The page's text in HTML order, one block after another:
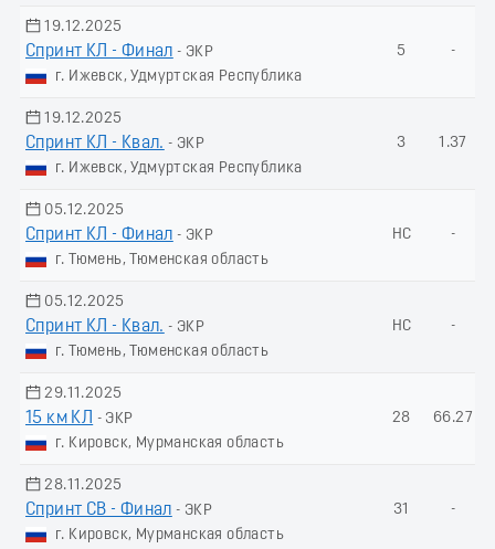
19.12.2025
Спринт КЛ - Финал - ЭКР
г. Ижевск, Удмуртская Республика
5 -
19.12.2025
Спринт КЛ - Квал. - ЭКР
г. Ижевск, Удмуртская Республика
3 1.37
05.12.2025
Спринт КЛ - Финал - ЭКР
г. Тюмень, Тюменская область
НС -
05.12.2025
Спринт КЛ - Квал. - ЭКР
г. Тюмень, Тюменская область
НС -
29.11.2025
15 км КЛ
- ЭКР
г. Кировск, Мурманская область
28 66.27
28.11.2025
Спринт СВ - Финал - ЭКР
г. Кировск, Мурманская область
31 -